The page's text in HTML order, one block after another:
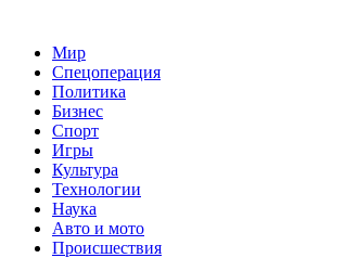
Мир
Спецоперация
Политика
Бизнес
Спорт
Игры
Культура
Технологии
Наука
Авто и мото
Происшествия